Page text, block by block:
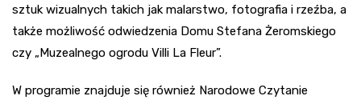
sztuk wizualnych takich jak malarstwo, fotografia i rzeźba, a
także możliwość odwiedzenia Domu Stefana Żeromskiego
czy „Muzealnego ogrodu Villi La Fleur”.
W programie znajduje się również Narodowe Czytanie